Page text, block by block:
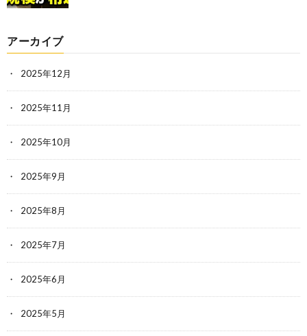
アーカイブ
2025年12月
2025年11月
2025年10月
2025年9月
2025年8月
2025年7月
2025年6月
2025年5月